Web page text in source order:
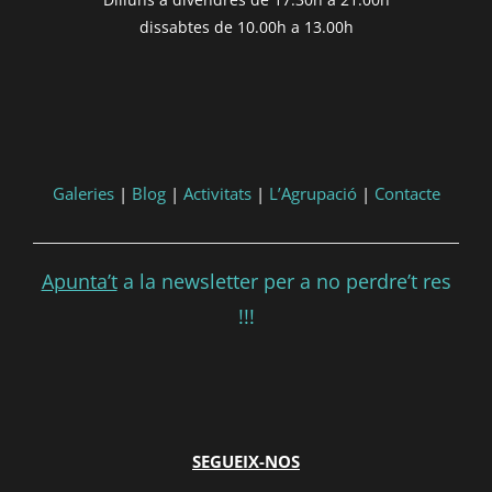
'DD/MM/YYYY') }}
dissabtes de 10.00h a 13.00h
Galeries| Blog| Activitats| L’Agrupació| Contacte
Apunta’ta la newsletter per a no perdre’t res
!!!
SEGUEIX-NOS